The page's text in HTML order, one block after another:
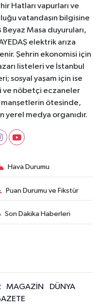
Hatları vapurları ve
vatandaşın bilgisine
Masa duyuruları,
elektrik arıza
Şehrin ekonomisi için
listeleri ve İstanbul
sosyal yaşam için ise
ve nöbetçi eczaneler
manşetlerin ötesinde,
yerel medya organıdır.
Hava Durumu
Puan Durumu ve Fikstür
Son Dakika Haberleri
MAGAZİN
DÜNYA